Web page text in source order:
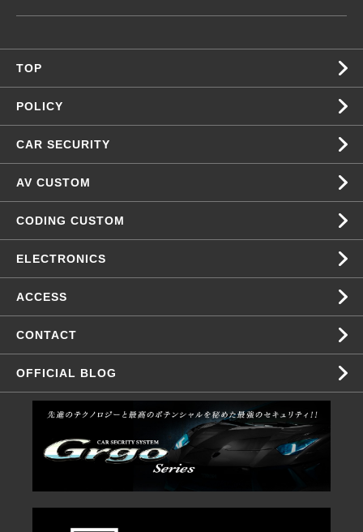
TOP
POLICY
CAR SECURITY
AV CUSTOM
CODING CUSTOM
ELECTRONICS
ACCESS
CONTACT
OFFICIAL BLOG